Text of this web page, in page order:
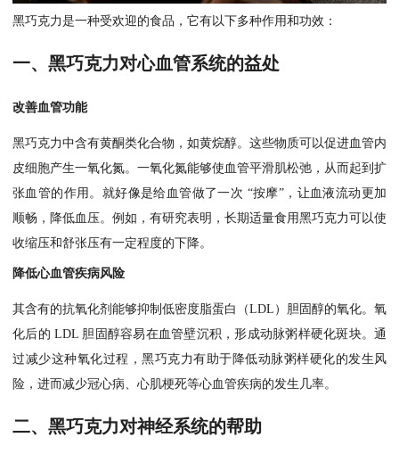
黑巧克力是一种受欢迎的食品，它有以下多种作用和功效：
一、黑巧克力对心血管系统的益处
改善血管功能
黑巧克力中含有黄酮类化合物，如黄烷醇。这些物质可以促进血管内
皮细胞产生一氧化氮。一氧化氮能够使血管平滑肌松弛，从而起到扩
张血管的作用。就好像是给血管做了一次 “按摩”，让血液流动更加
顺畅，降低血压。例如，有研究表明，长期适量食用黑巧克力可以使
收缩压和舒张压有一定程度的下降。
降低心血管疾病风险
其含有的抗氧化剂能够抑制低密度脂蛋白（LDL）胆固醇的氧化。氧
化后的 LDL 胆固醇容易在血管壁沉积，形成动脉粥样硬化斑块。通
过减少这种氧化过程，黑巧克力有助于降低动脉粥样硬化的发生风
险，进而减少冠心病、心肌梗死等心血管疾病的发生几率。
二、黑巧克力对神经系统的帮助